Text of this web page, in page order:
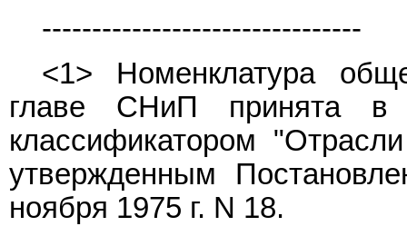
--------------------------------
<1> Номенклатура
главе СНиП принята в
классификатором
утвержденным
ноября 1975 г. N 18.